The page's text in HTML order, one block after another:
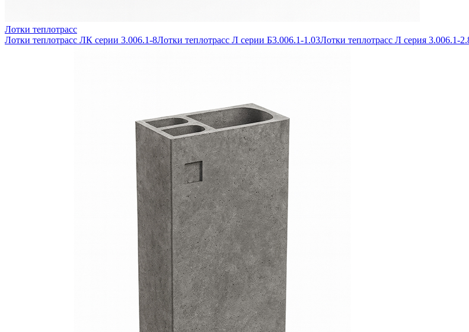
Лотки теплотрасс
Лотки теплотрасс ЛК серии 3.006.1-8Лотки теплотрасс Л серии Б3.006.1-1.03Лотки теплотрасс Л серия 3.006.1-